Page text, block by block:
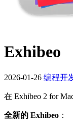
Exhibeo
2026-01-26 编程开
在 Exhibeo 2 for
全新的 Exhibeo ：